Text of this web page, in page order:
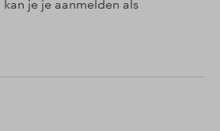
je je aanmelden als